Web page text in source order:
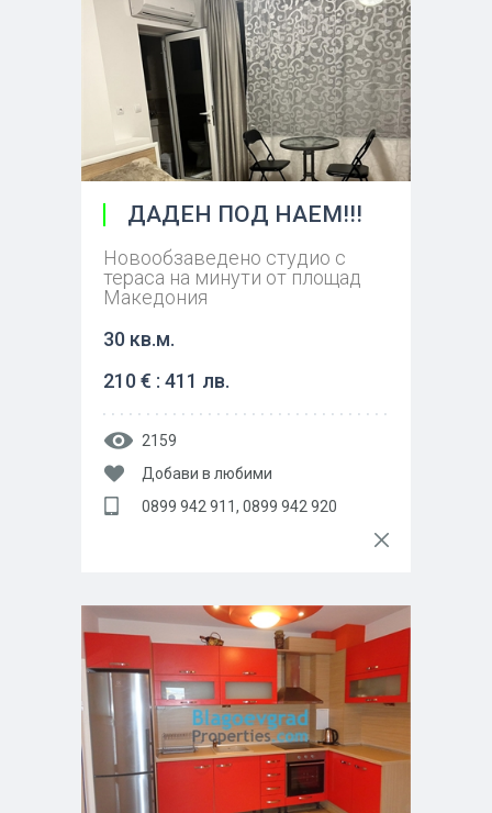
ДАДЕН ПОД НАЕМ!!!
Новообзаведено студио с
тераса на минути от площад
Македония
30 кв.м.
210 € : 411 лв.
2159
Добави в любими
0899 942 911, 0899 942 920